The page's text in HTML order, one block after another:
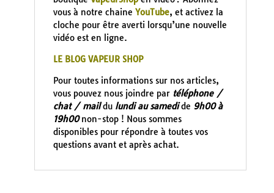
vous à notre chaine YouTube, et activez la
cloche pour être averti lorsqu’une nouvelle
vidéo est en ligne.
LE BLOG VAPEUR SHOP
Pour toutes informations sur nos articles,
vous pouvez nous joindre par téléphone /
chat / maildu lundi au samedide 9h00 à
19h00non-stop ! Nous sommes
disponibles pour répondre à toutes vos
questions avant et après achat.